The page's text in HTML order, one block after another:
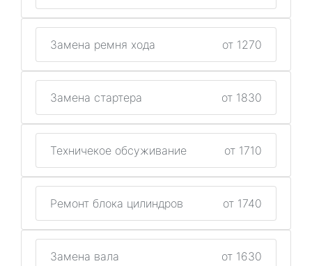
Замена ремня хода от 1270
Замена стартера от 1830
Техничекое обсуживание от 1710
Ремонт блока цилиндров от 1740
Замена вала от 1630